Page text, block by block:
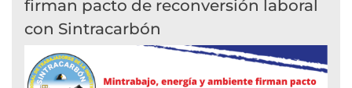
firman pacto de reconversión laboral
con Sintracarbón